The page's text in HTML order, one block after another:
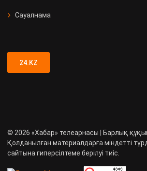
Сауалнама
24.KZ
© 2026 «Хабар» телеарнасы | Барлық
Қолданылған материалдарға міндетті
сайтына гиперсілтеме берілуі тиіс.